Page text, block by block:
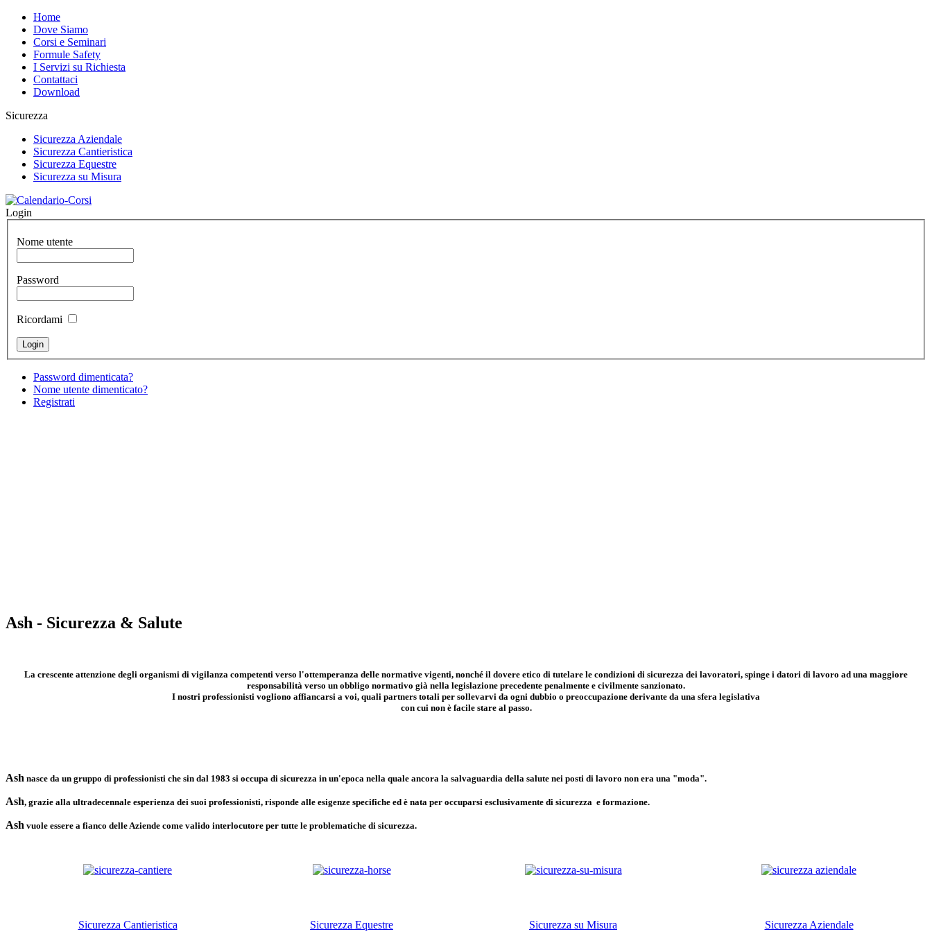
Home
Dove Siamo
Corsi e Seminari
Formule Safety
I Servizi su Richiesta
Contattaci
Download
Sicurezza
Sicurezza Aziendale
Sicurezza Cantieristica
Sicurezza Equestre
Sicurezza su Misura
Login
Nome utente
Password
Ricordami
Password dimenticata?
Nome utente dimenticato?
Registrati
Ash - Sicurezza & Salute
La crescente attenzione degli organismi di vigilanza competenti verso l'ottemperanza delle normative vigenti, nonché il dovere etico di tutelare le condizioni di sicurezza dei lavoratori, spinge i datori di lavoro ad una maggiore
responsabilità verso un obbligo normativo già nella legislazione precedente penalmente e civilmente sanzionato.
I nostri professionisti vogliono affiancarsi a voi, quali partners totali per sollevarvi da ogni dubbio o preoccupazione derivante da una sfera legislativa
con cui non è facile stare al passo.
Ash nasce da un gruppo di professionisti che sin dal 1983 si occupa di sicurezza in un'epoca nella quale ancora la salvaguardia della salute nei posti di lavoro non era una "moda".
Ash, grazie alla ultradecennale esperienza dei suoi professionisti, risponde alle esigenze specifiche ed è nata per occuparsi esclusivamente di sicurezza e formazione.
Ash vuole essere a fianco delle Aziende come valido interlocutore per tutte le problematiche di sicurezza.
Sicurezza Cantieristica Sicurezza Equestre Sicurezza su Misura Sicurezza Aziendale